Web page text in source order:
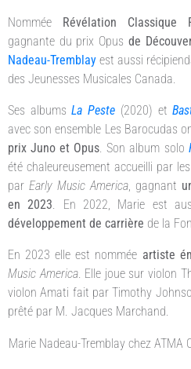
Nommée Révélation Classique
gagnante du prix Opus de
Nadeau-Tremblay est aussi
des Jeunesses Musicales Canada.
Ses albumsLa Peste (2020) et
avec son ensemble Les Barocudas
prix Juno et Opus. Son album solo
été chaleureusement accueilli par
par Early Music America, gagnant
en 2023. En 2022, Marie est
développement de carrière de la
En 2023 elle est nommée artiste
Music America. Elle joue sur violon
violon Amati fait par Timothy
prêté par M. Jacques Marchand.
Marie Nadeau-Tremblay chez ATMA